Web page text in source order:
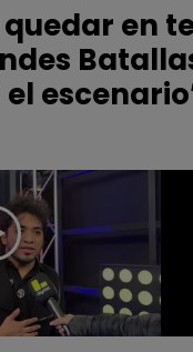
en